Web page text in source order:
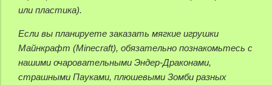
или пластика).
Если вы планируете заказать мягкие игрушки
Майнкрафт (Minecraft), обязательно познакомьтесь с
нашими очаровательными Эндер-Драконами,
страшными Пауками, плюшевыми Зомби разных